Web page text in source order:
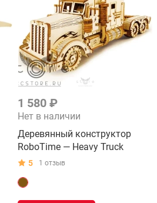
1 580 ₽
Нет в наличии
Деревянный конструктор
RoboTime — Heavy Truck
5 1 отзыв